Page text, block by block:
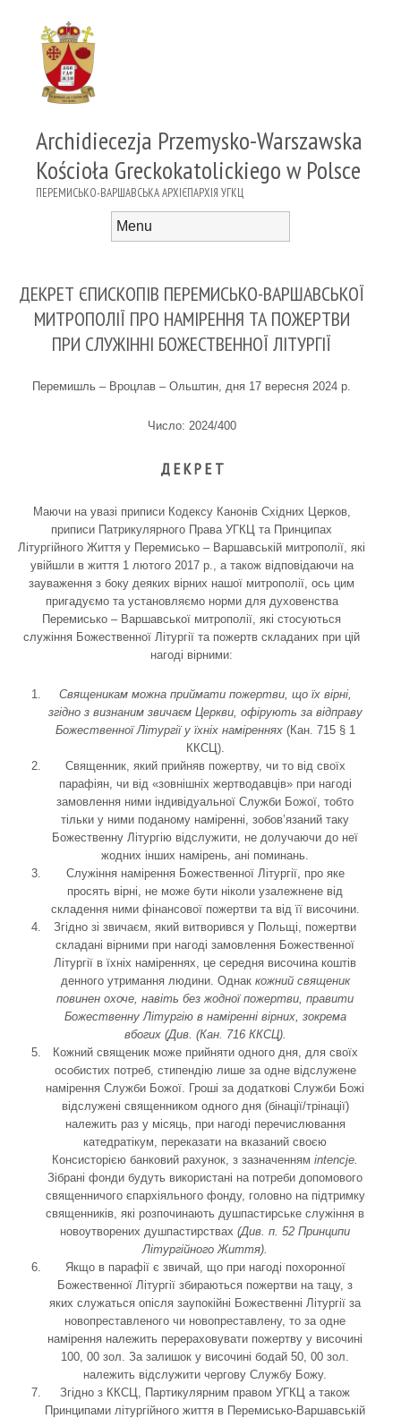
Archidiecezja Przemysko-Warszawska
Kościoła Greckokatolickiego w Polsce
ПЕРЕМИСЬКО-ВАРШАВСЬКА АРХІЄПАРХІЯ УГКЦ
ДЕКРЕТ ЄПИСКОПІВ ПЕРЕМИСЬКО-ВАРШАВСЬКОЇ
МИТРОПОЛІЇ ПРО НАМІРЕННЯ ТА ПОЖЕРТВИ
ПРИ СЛУЖІННІ БОЖЕСТВЕННОЇ ЛІТУРГІЇ
Перемишль – Вроцлав – Ольштин, дня 17 вересня 2024 р.
Число: 2024/400
Д Е К Р Е Т
Маючи на увазі приписи Кодексу Канонів Східних Церков,
приписи Патрикулярного Права УГКЦ та Принципах
Літургійного Життя у Перемисько – Варшавській митрополії, які
увійшли в життя 1 лютого 2017 р., а також відповідаючи на
зауваження з боку деяких вірних нашої митрополії, ось цим
пригадуємо та установляємо норми для духовенства
Перемисько – Варшавської митрополії, які стосуються
служіння Божественної Літургії та пожертв складаних при цій
нагоді вірними:
Священикам можна приймати пожертви, що їх вірні,
згідно з визнаним звичаєм Церкви, офірують за відправу
Божественної Літургії у їхніх наміреннях(Кан. 715 § 1
ККСЦ).
Священник, який прийняв пожертву, чи то від своїх
парафіян, чи від «зовнішніх жертводавців» при нагоді
замовлення ними індивідуальної Служби Божої, тобто
тільки у ними поданому наміренні, зобов’язаний таку
Божественну Літургію відслужити, не долучаючи до неї
жодних інших намірень, ані поминань.
Служіння намірення Божественної Літургії, про яке
просять вірні, не може бути ніколи узалежнене від
складення ними фінансової пожертви та від її височини.
Згідно зі звичаєм, який витворився у Польщі, пожертви
складані вірними при нагоді замовлення Божественної
Літургії в їхніх наміреннях, це середня височина коштів
денного утримання людини. Однак кожний священик
повинен охоче, навіть без жодної пожертви, правити
Божественну Літургію в наміренні вірних, зокрема
вбогих (Див. (Кан. 716 ККСЦ).
Кожний священик може прийняти одного дня, для своїх
особистих потреб, стипендію лише за одне відслужене
намірення Служби Божої. Гроші за додаткові Служби Божі
відслужені священником одного дня (бінації/трінації)
належить раз у місяць, при нагоді перечислювання
катедратікум, переказати на вказаний своєю
Консисторією банковий рахунок, з зазначенням intencje.
Зібрані фонди будуть використані на потреби допомового
священничого єпархіяльного фонду, головно на підтримку
священників, які розпочинають душпастирське служіння в
новоутворених душпастирствах (Див. п. 52 Принципи
Літургійного Життя).
Якщо в парафії є звичай, що при нагоді похоронної
Божественної Літургії збираються пожертви на тацу, з
яких служаться опісля заупокійні Божественні Літургії за
новопреставленого чи новопреставлену, то за одне
намірення належить перераховувати пожертву у височині
100, 00 зол. За залишок у височині бодай 50, 00 зол.
належить відслужити чергову Службу Божу.
Згідно з ККСЦ, Партикулярним правом УГКЦ а також
Принципами літургійного життя в Перемисько-Варшавській